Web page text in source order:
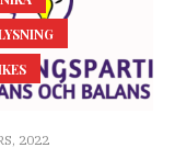
2022